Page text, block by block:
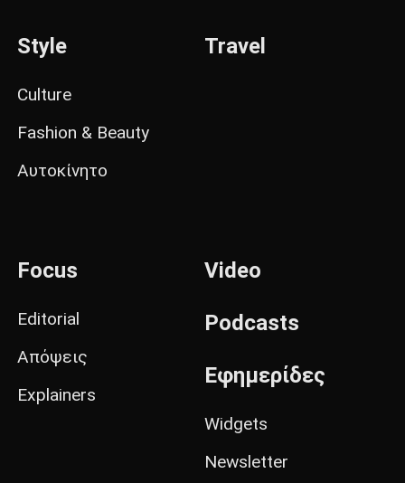
Style
Culture
Fashion & Beauty
Αυτοκίνητο
Travel
Focus
Editorial
Απόψεις
Explainers
Video
Podcasts
Εφημερίδες
Widgets
Newsletter